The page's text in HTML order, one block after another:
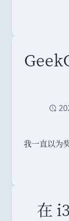
创建
我一直以为
在